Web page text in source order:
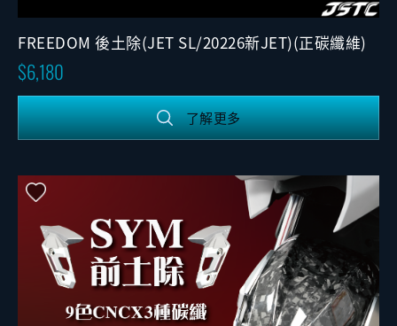
FREEDOM 後土除(JET SL/20226新JET)(正碳纖維)
6,180
了解更多